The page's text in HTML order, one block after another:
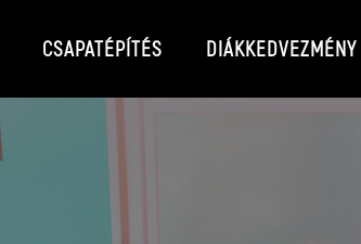
CSAPATÉPÍTÉS DIÁKKEDVEZMÉNY